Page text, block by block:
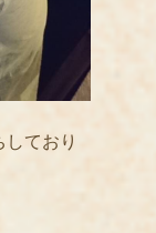
ており